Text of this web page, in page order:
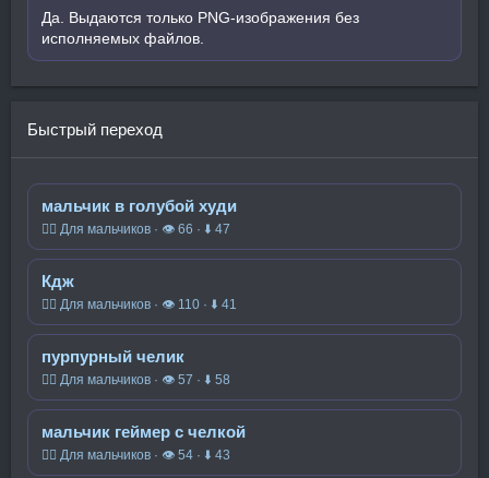
Да. Выдаются только PNG-изображения без
исполняемых файлов.
Быстрый переход
мальчик в голубой худи
🧍‍♂️ Для мальчиков · 👁 66 · ⬇ 47
Кдж
🧍‍♂️ Для мальчиков · 👁 110 · ⬇ 41
пурпурный челик
🧍‍♂️ Для мальчиков · 👁 57 · ⬇ 58
мальчик геймер с челкой
🧍‍♂️ Для мальчиков · 👁 54 · ⬇ 43